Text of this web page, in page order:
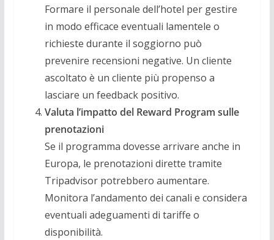
Formare il personale dell’hotel per gestire
in modo efficace eventuali lamentele o
richieste durante il soggiorno può
prevenire recensioni negative. Un cliente
ascoltato è un cliente più propenso a
lasciare un feedback positivo.
Valuta l’impatto del Reward Program sulle
prenotazioni
Se il programma dovesse arrivare anche in
Europa, le prenotazioni dirette tramite
Tripadvisor potrebbero aumentare.
Monitora l’andamento dei canali e considera
eventuali adeguamenti di tariffe o
disponibilità.